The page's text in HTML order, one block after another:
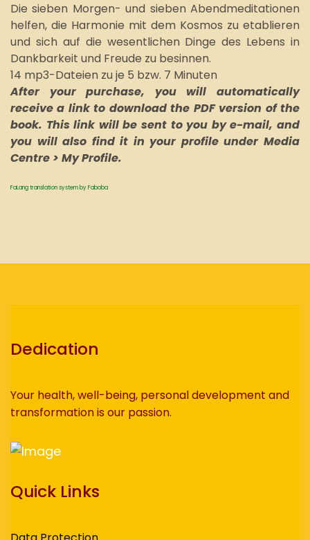
Die sieben Morgen- und sieben Abendmeditationen
helfen, die Harmonie mit dem Kosmos zu etablieren
und sich auf die wesentlichen Dinge des Lebens in
Dankbarkeit und Freude zu besinnen.
14 mp3-Dateien zu je 5 bzw. 7 Minuten
After your purchase, you will automatically
receive a link to download the PDF version of the
book. This link will be sent to you by e-mail, and
you will also find it in your profile under Media
Centre > My Profile.
FaLang translation system by Faboba
Dedication
Your health, well-being, personal development and
transformation is our passion.
Quick Links